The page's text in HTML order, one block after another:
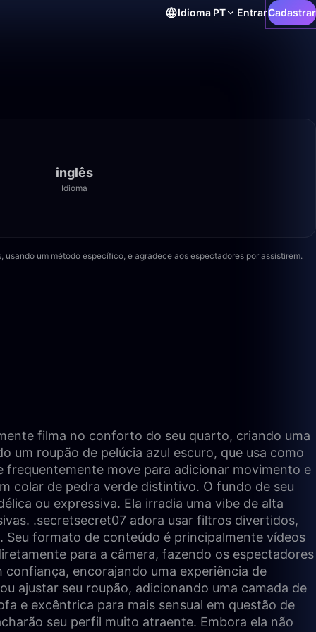
Idioma PT EntrarCadastrar
inglês
Idioma
usando um método específico, e agradece aos espectadores por assistirem.
filma no conforto do seu quarto, criando uma
um roupão de pelúcia azul escuro, que usa como
frequentemente move para adicionar movimento e
colar de pedra verde distintivo. O fundo de seu
ou expressiva. Ela irradia uma vibe de alta
.secretsecret07 adora usar filtros divertidos,
formato de conteúdo é principalmente vídeos
para a câmera, fazendo os espectadores
encorajando uma experiência de
ajustar seu roupão, adicionando uma camada de
e excêntrica para mais sensual em questão de
seu perfil muito atraente. Embora ela não